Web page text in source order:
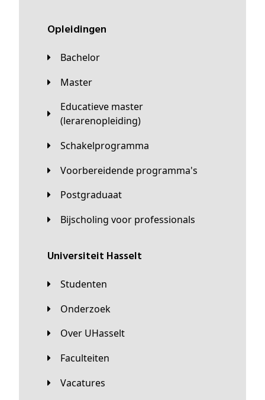
Opleidingen
Bachelor
Master
Educatieve master
(lerarenopleiding)
Schakelprogramma
Voorbereidende programma's
Postgraduaat
Bijscholing voor professionals
universiteit Hasselt
Studenten
Onderzoek
Over UHasselt
Faculteiten
Vacatures